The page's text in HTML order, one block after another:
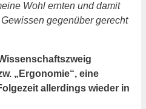
Wohl ernten und damit
gegenüber gerecht
„Ergonomie“, eine
allerdings wieder in